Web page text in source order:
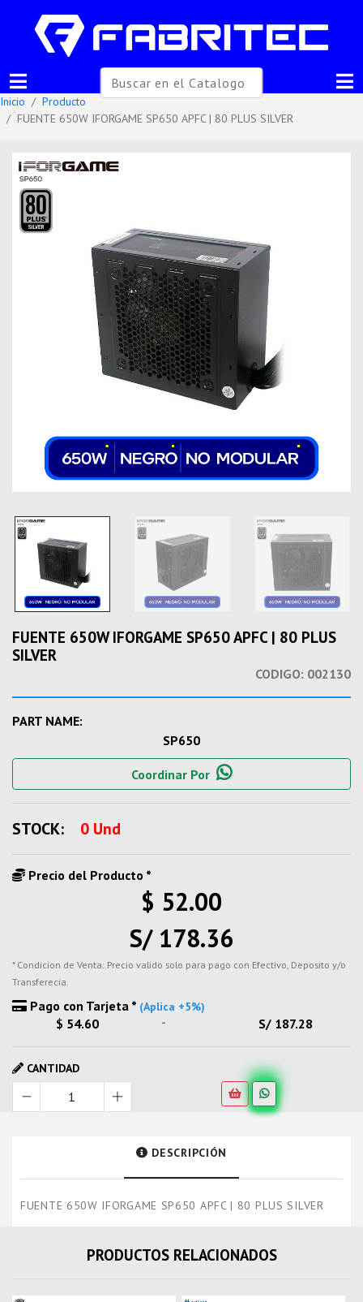
Inicio
Producto
FUENTE 650W IFORGAME SP650 APFC | 80 PLUS SILVER
FUENTE 650W IFORGAME SP650 APFC | 80 PLUS
SILVER
CODIGO: 002130
PART NAME:
SP650
Coordinar Por
STOCK: 0 Und
Precio del Producto *
$ 52.00
S/ 178.36
* Condicion de Venta: Precio valido solo para pago con Efectivo, Deposito y/o
Transferecia.
Pago con Tarjeta * (Aplica +5%)
$ 54.60 - S/ 187.28
CANTIDAD
DESCRIPCIÓN
FUENTE 650W IFORGAME SP650 APFC | 80 PLUS SILVER
PRODUCTOS RELACIONADOS